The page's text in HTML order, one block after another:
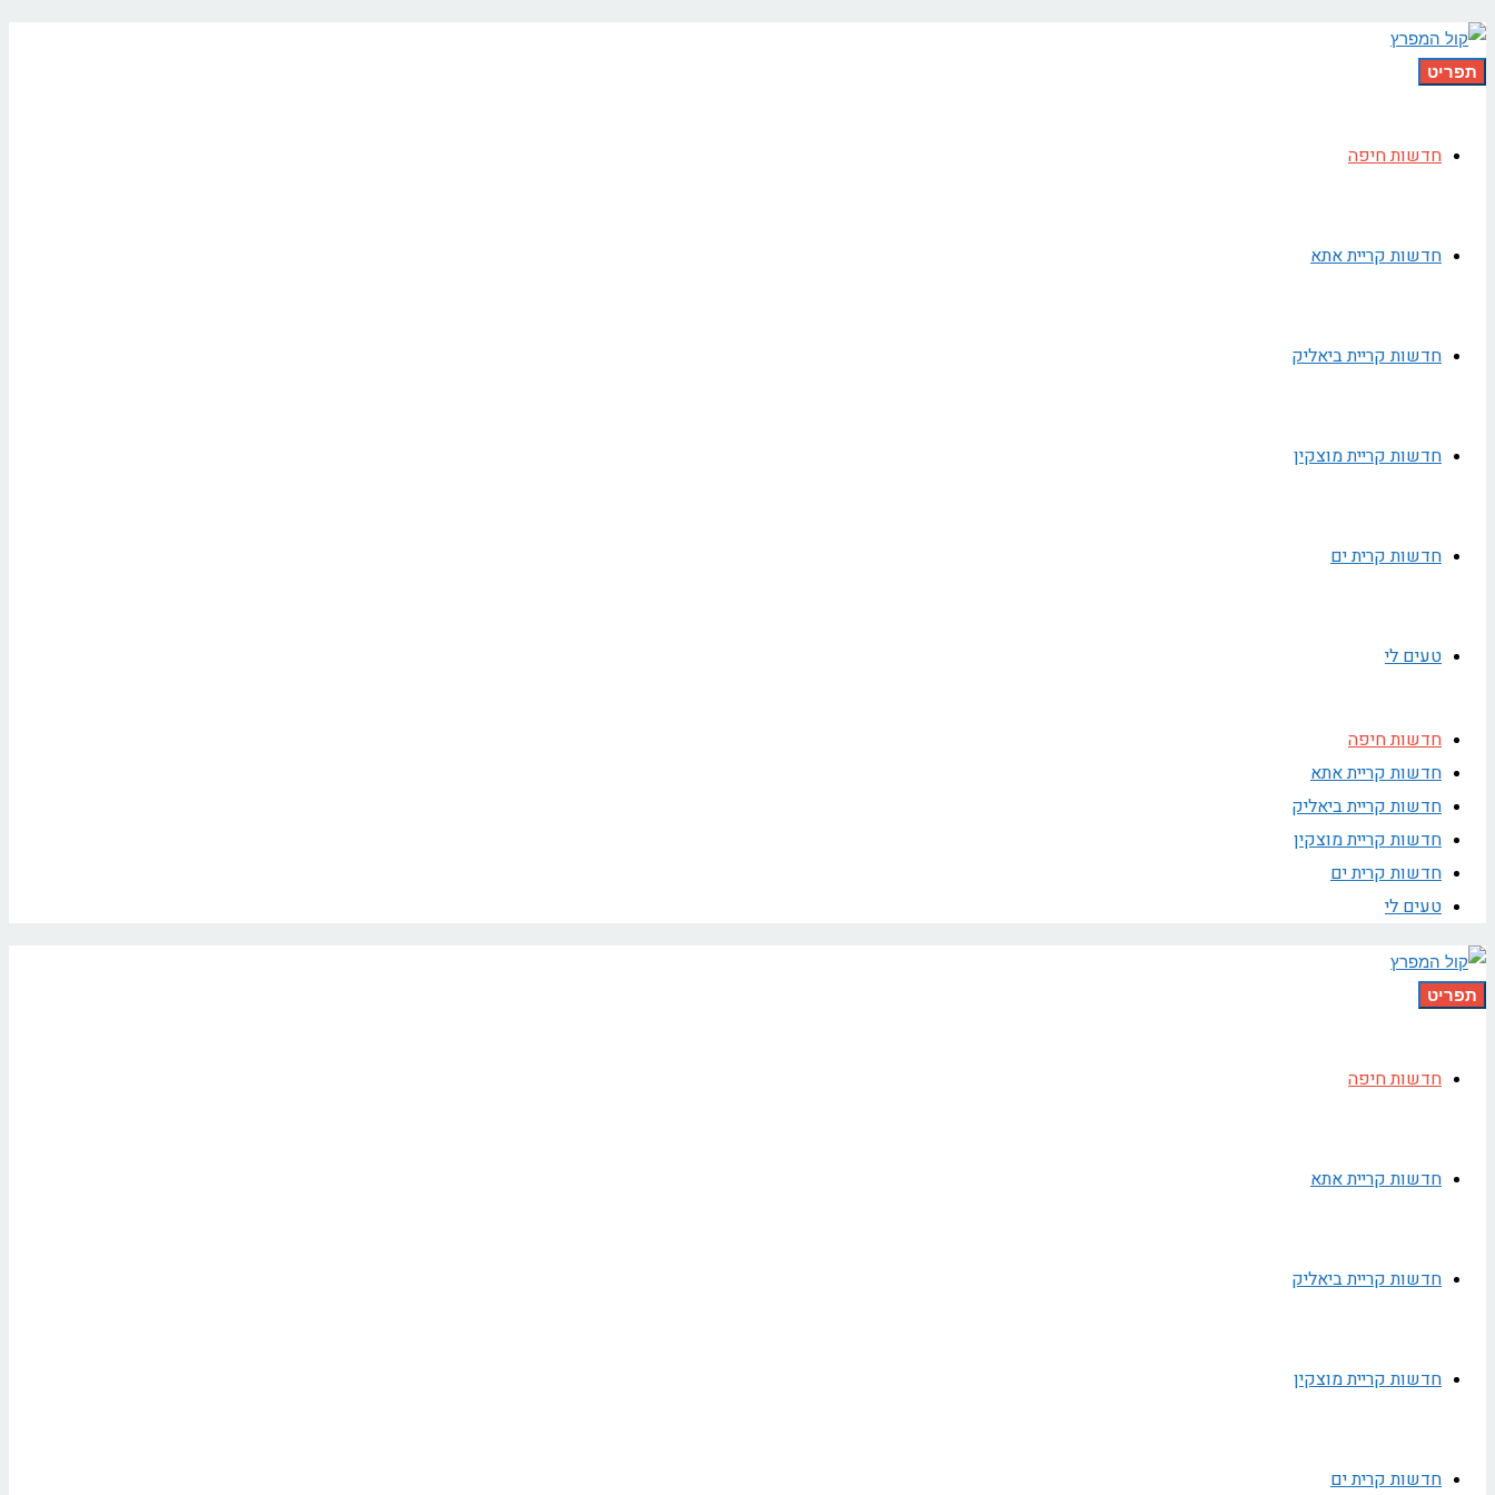
תפריט
חדשות חיפה
חדשות קריית אתא
חדשות קריית ביאליק
חדשות קריית מוצקין
חדשות קרית ים
טעים לי
חדשות חיפה
חדשות קריית אתא
חדשות קריית ביאליק
חדשות קריית מוצקין
חדשות קרית ים
טעים לי
תפריט
חדשות חיפה
חדשות קריית אתא
חדשות קריית ביאליק
חדשות קריית מוצקין
חדשות קרית ים